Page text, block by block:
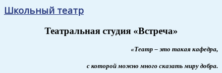
Школьный театр
Театральная студия «Встреча»
«Театр – это такая кафедра,
с которой можно много сказать миру добра.